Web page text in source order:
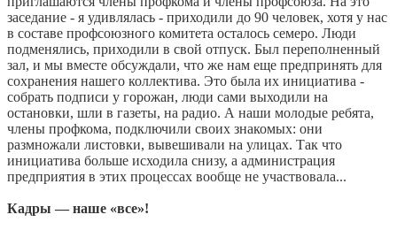
заседание - я удивлялась - приходили до 90 человек, хотя у нас
в составе профсоюзного комитета осталось семеро. Люди
подменялись, приходили в свой отпуск. Был переполненный
зал, и мы вместе обсуждали, что же нам еще предпринять для
сохранения нашего коллектива. Это была их инициатива -
собрать подписи у горожан, люди сами выходили на
остановки, шли в газеты, на радио. А наши молодые ребята,
члены профкома, подключили своих знакомых: они
размножали листовки, вывешивали на улицах. Так что
инициатива больше исходила снизу, а администрация
предприятия в этих процессах вообще не участвовала...
Кадры — наше «все»!